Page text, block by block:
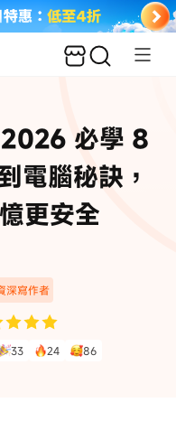
必學 8
電腦秘訣，
更安全
深寫作者
33 24 86